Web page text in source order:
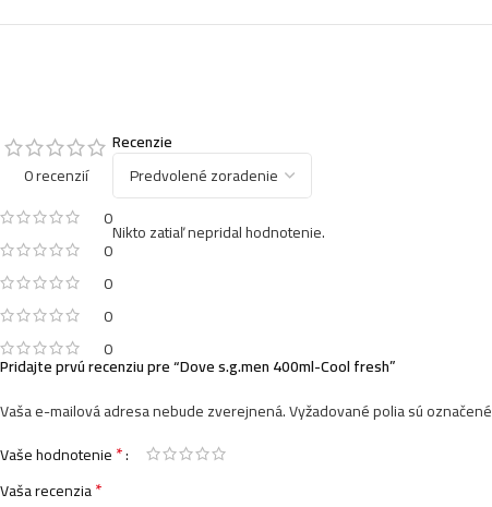
0 recenzií
0
0
0
0
0
Recenzie
Nikto zatiaľ nepridal hodnotenie.
Pridajte prvú recenziu pre “Dove s.g.men 400ml-Cool fresh”
Vaša e-mailová adresa nebude zverejnená.Vyžadované polia sú označené
Vaše hodnotenie*
Vaša recenzia*